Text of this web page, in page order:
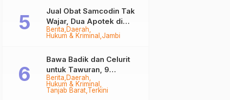
Tungkal
Berita Daerah
Hukum & Kriminal Jambi
Jual Obat Samcodin Tak
Wajar, Dua Apotek di
Tanjab Barat Disegel
Berita Daerah
Hukum & Kriminal
Tanjab Barat Terkini
Bawa Badik dan Celurit
untuk Tawuran, 9
Anggota Geng Motor di
Tanjab Barat Diringkus